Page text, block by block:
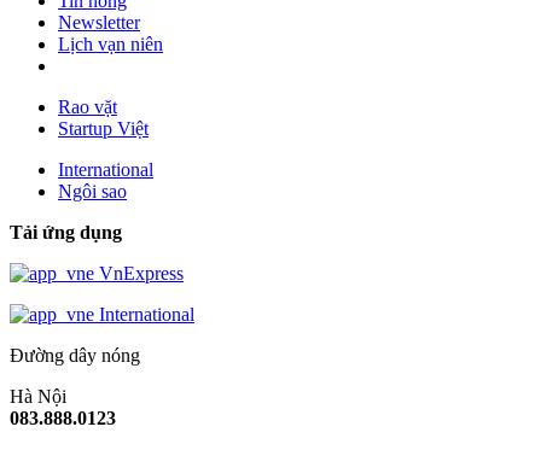
Newsletter
Lịch vạn niên
Rao vặt
Startup Việt
International
Ngôi sao
Tải ứng dụng
VnExpress
International
Đường dây nóng
Hà Nội
083.888.0123